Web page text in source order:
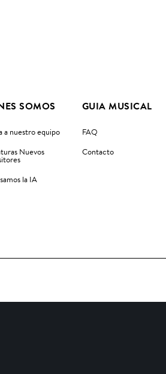
SOMOS
a nuestro equipo
Nuevos
la IA
GUIA MUSICAL
FAQ
Contacto